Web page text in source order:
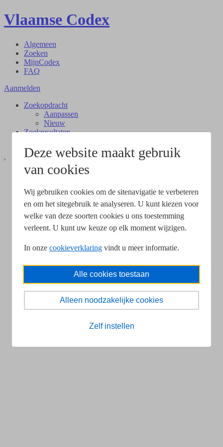
Deze website maakt gebruik
van cookies
Wij gebruiken cookies om de sitenavigatie te verbeteren
en om het sitegebruik te analyseren. U kunt kiezen voor
welke van deze soorten cookies u ons toestemming
verleent. U kunt uw keuze op elk moment wijzigen.
In onze cookieverklaring vindt u meer informatie.
Alle cookies toestaan
Alleen noodzakelijke cookies
Zelf instellen
Vlaamse Codex
Algemeen
Zoeken
MijnCodex
FAQ
Aanmelden
Zoekopdracht
Aanpassen
Nieuw
Zoekresultaten